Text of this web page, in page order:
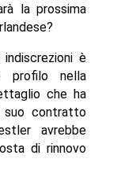
la prossima
è
profilo nella
che ha
contratto
avrebbe
di rinnovo